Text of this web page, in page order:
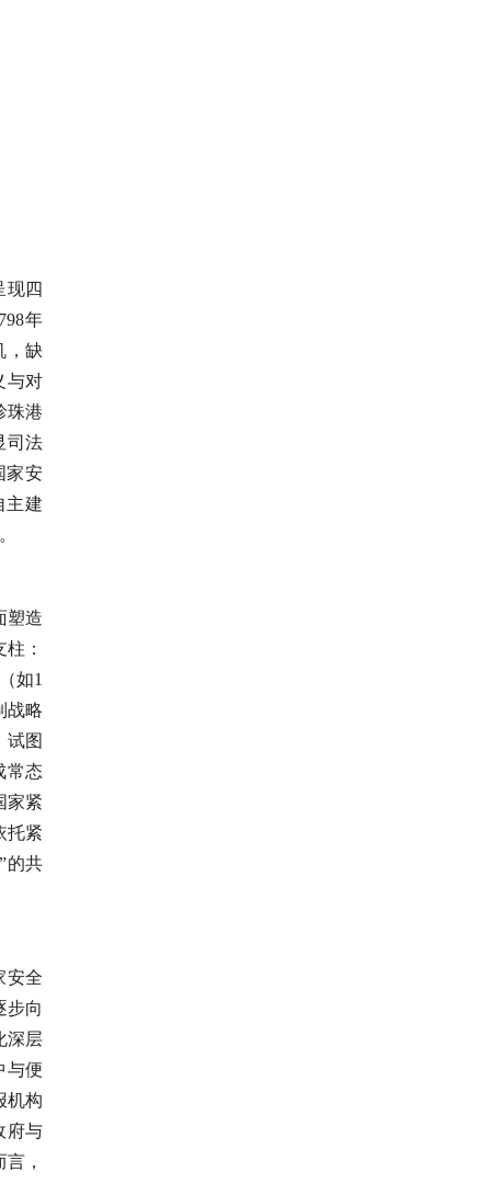
现四
年
，缺
与对
珠港
司法
家安
主建
塑造
：
如1
战略
试图
常态
家紧
托紧
的共
安全
步向
深层
与便
机构
府与
，